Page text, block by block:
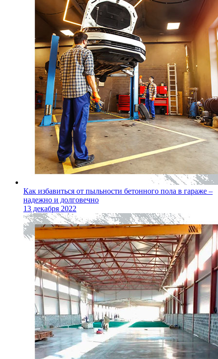
Как избавиться от пыльности бетонного пола в гараже –
надежно и долговечно
13 декабря 2022